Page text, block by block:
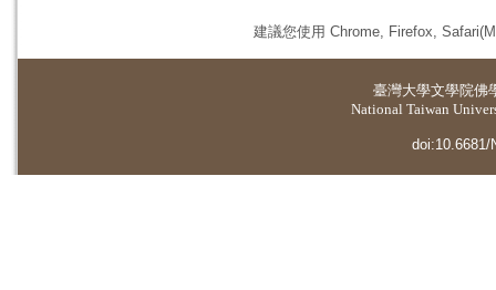
建議您使用 Chrome, Firefox,
臺灣大學文學院佛
National Taiwan
doi:10.6681/